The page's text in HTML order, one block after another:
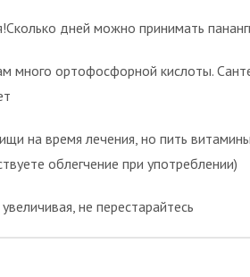
дней можно принимать
много ортофосфорной кислоты.
на время лечения, но пить
облегчение при употреблении)
не перестарайтесь